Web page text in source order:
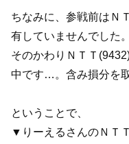
ちなみに、参戦前はＮ
有していませんでした。
そのかわりＮＴＴ
中です…。含み損分を
ということで、
▼りーえるさんのＮＴ